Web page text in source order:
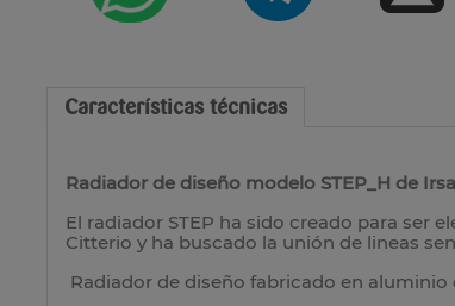
Características técnicas
Radiador de diseño modelo STEP_H de
El radiador STEP ha sido creado para ser
Citterio y ha buscado la unión de lineas
Radiador de diseño fabricado en aluminio